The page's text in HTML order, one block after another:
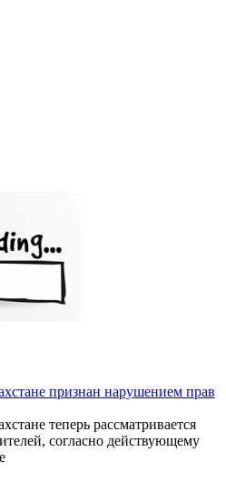
признан нарушением прав
теперь рассматривается
согласно действующему